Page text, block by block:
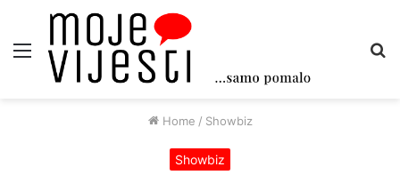
Menu
Home / Showbiz
Showbiz